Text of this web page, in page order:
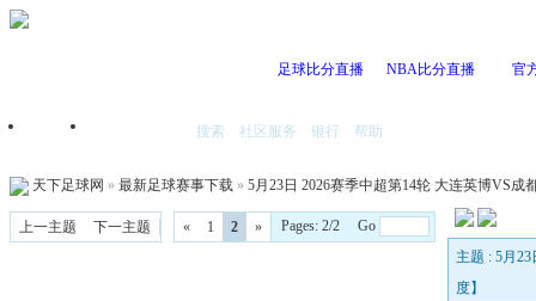
足球比分直播 NBA比分直播 官
首页 搜索 社区服务 银行 帮助
天下足球网 » 最新足球赛事下载 » 5月23日 2026赛季中超第14轮 大连英博VS成
上一主题 下一主题 « 1 2 »
Pages: 2/2 Go
主题 : 5月
度】